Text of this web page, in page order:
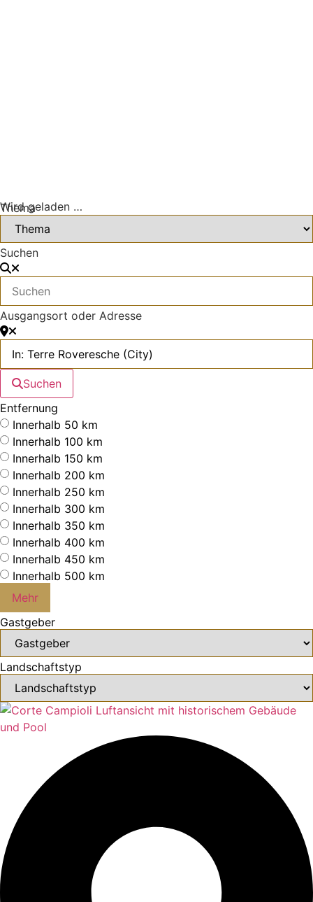
Wird geladen …
Thema
Suchen
Ausgangsort oder Adresse
Suchen
Entfernung
Innerhalb 50 km
Innerhalb 100 km
Innerhalb 150 km
Innerhalb 200 km
Innerhalb 250 km
Innerhalb 300 km
Innerhalb 350 km
Innerhalb 400 km
Innerhalb 450 km
Innerhalb 500 km
Mehr
Gastgeber
Landschaftstyp